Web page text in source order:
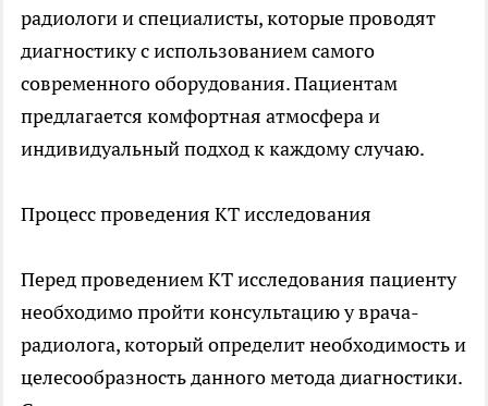
радиологи и специалисты, которые проводят
диагностику с использованием самого
современного оборудования. Пациентам
предлагается комфортная атмосфера и
индивидуальный подход к каждому случаю.
Процесс проведения КТ исследования
Перед проведением КТ исследования пациенту
необходимо пройти консультацию у врача-
радиолога, который определит необходимость и
целесообразность данного метода диагностики.